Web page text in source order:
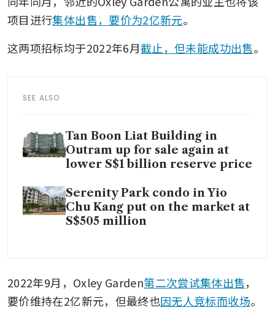
项目进行集体出售，要价为2亿新元。
这两项招标均于2022年6月截止，但未能成功出售。
SEE ALSO
Tan Boon Liat Building in
Outram up for sale again at
lower S$1 billion reserve price
Serenity Park condo in Yio
Chu Kang put on the market at
S$505 million
2022年9月，Oxley Garden第二次尝试集体出售，
要价维持在2亿新元，但最终也因无人竞标而收场。